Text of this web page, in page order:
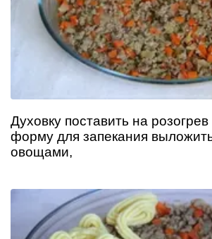
Духовку поставить на
форму для запекания
овощами,